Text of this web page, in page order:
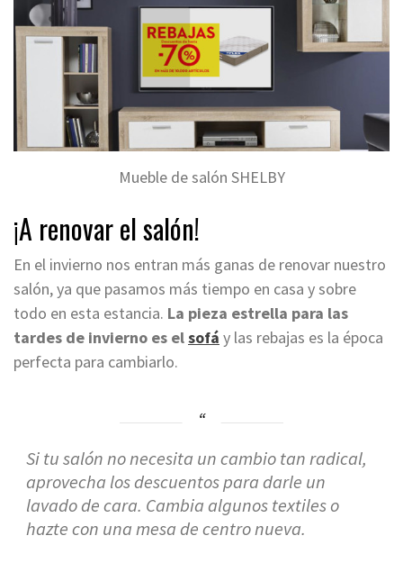
Mueble de salón SHELBY
¡A renovarel salón!
En el invierno nos entran más ganas de renovar nuestro
salón, ya que pasamos más tiempo en casa y sobre
todo en esta estancia. La pieza estrella para las
tardes de invierno es elsofá y las rebajas es la época
perfecta para cambiarlo.
Si tu salón no necesita un cambio tan radical,
aprovecha los descuentos para darle un
lavado de cara. Cambia algunos textiles o
hazte con una mesa de centro nueva.